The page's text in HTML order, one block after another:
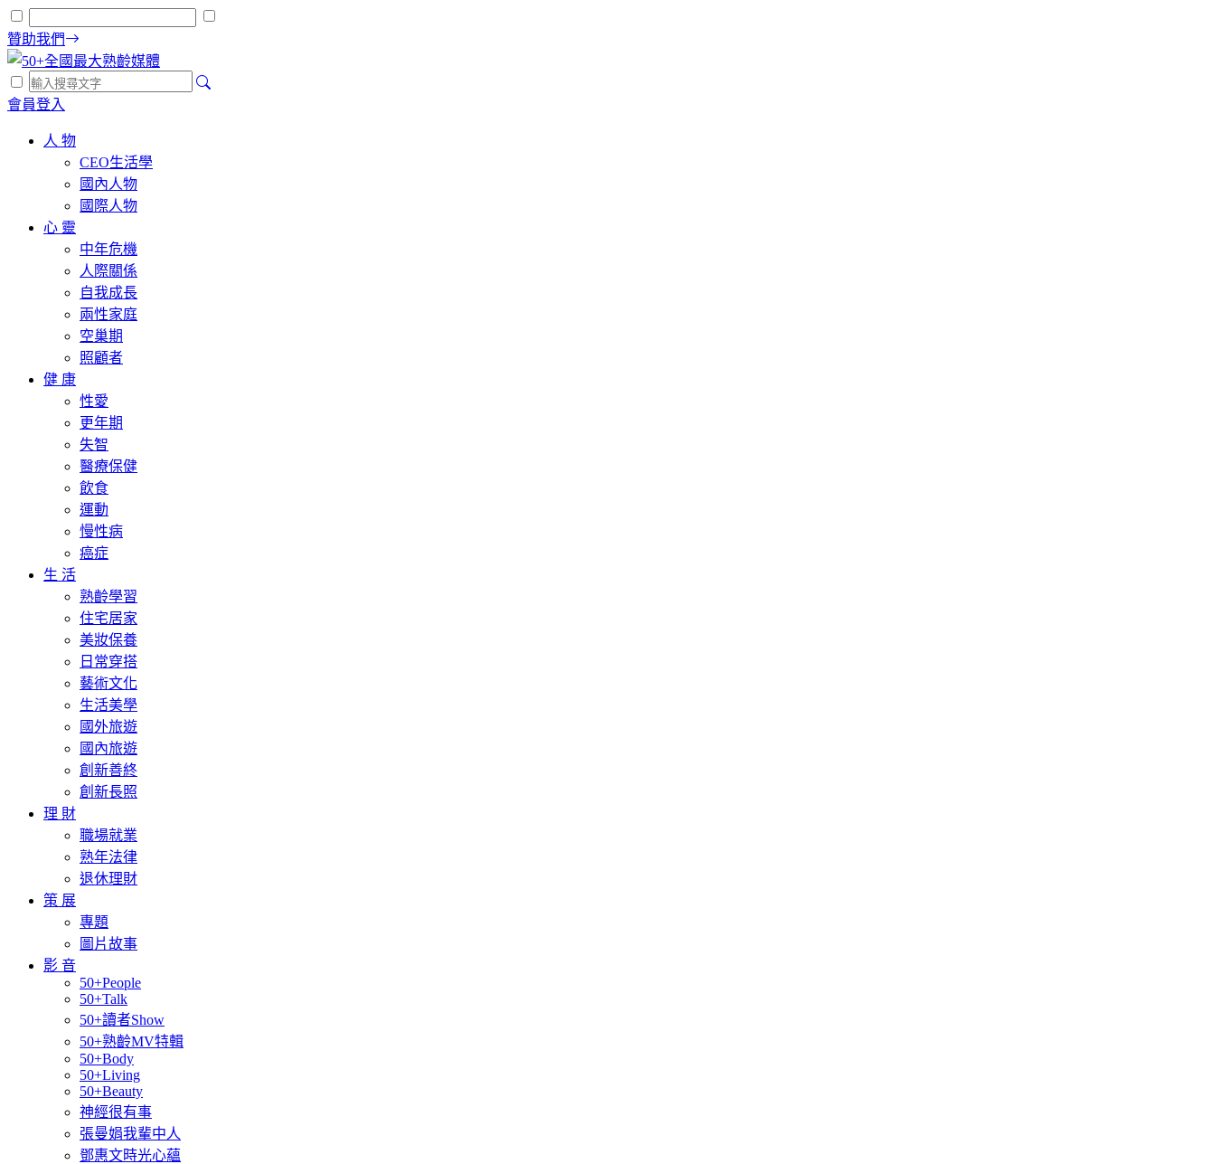
贊助我們
會員登入
人 物
CEO生活學
國內人物
國際人物
心 靈
中年危機
人際關係
自我成長
兩性家庭
空巢期
照顧者
健 康
性愛
更年期
失智
醫療保健
飲食
運動
慢性病
癌症
生 活
熟齡學習
住宅居家
美妝保養
日常穿搭
藝術文化
生活美學
國外旅遊
國內旅遊
創新善終
創新長照
理 財
職場就業
熟年法律
退休理財
策 展
專題
圖片故事
影 音
50+People
50+Talk
50+讀者Show
50+熟齡MV特輯
50+Body
50+Living
50+Beauty
神經很有事
張曼娟我輩中人
鄧惠文時光心蘊